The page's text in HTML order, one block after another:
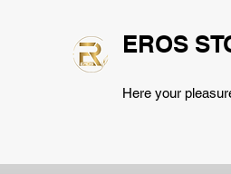
EROS
Here your